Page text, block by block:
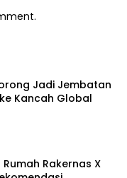
Jadi Jembatan
Kancah Global
Rakernas X